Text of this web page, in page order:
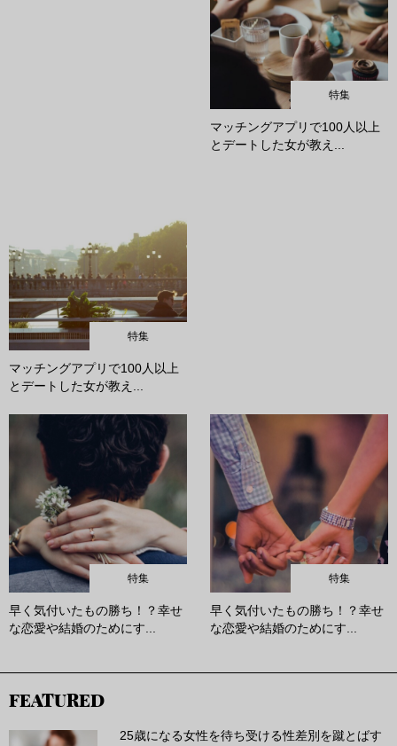
特集
マッチングアプリで100人以上
とデートした女が教え...
特集
マッチングアプリで100人以上
とデートした女が教え...
特集
早く気付いたもの勝ち！？幸せ
な恋愛や結婚のためにす...
特集
早く気付いたもの勝ち！？幸せ
な恋愛や結婚のためにす...
FEATURED
25歳になる女性を待ち受ける性差別を蹴とばす